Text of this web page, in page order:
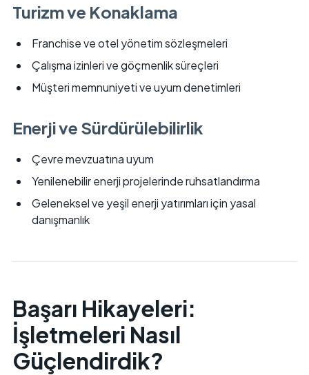
Turizm ve Konaklama
Franchise ve otel yönetim sözleşmeleri
Çalışma izinleri ve göçmenlik süreçleri
Müşteri memnuniyeti ve uyum denetimleri
Enerji ve Sürdürülebilirlik
Çevre mevzuatına uyum
Yenilenebilir enerji projelerinde ruhsatlandırma
Geleneksel ve yeşil enerji yatırımları için yasal
danışmanlık
Başarı Hikayeleri:
İşletmeleri Nasıl
Güçlendirdik?